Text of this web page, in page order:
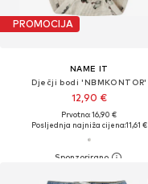
PROMOCIJA
NAME IT
Dječji bodi 'NBMKONTOR'
12,90 €
Prvotno: 16,90 €
Posljednja najniža cijena:11,61 €